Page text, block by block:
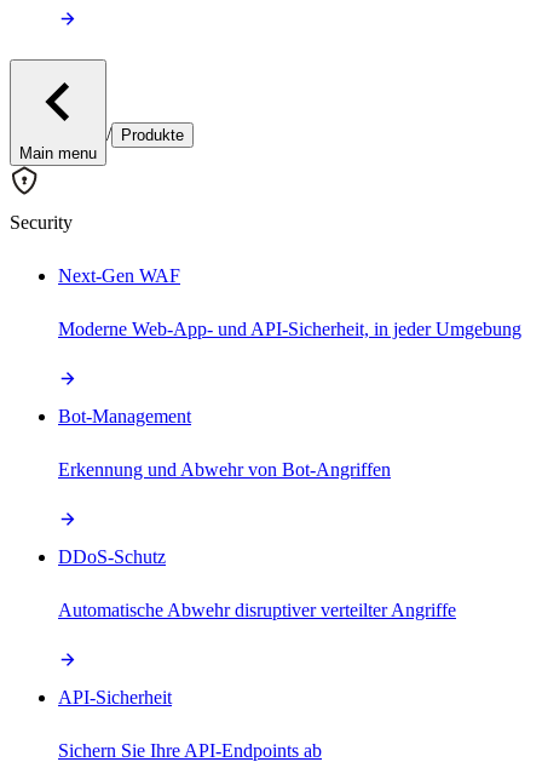
Main menu
/ Produkte
Security
Next-Gen WAF
Moderne Web-App- und API-Sicherheit, in jeder Umgebung
Bot-Management
Erkennung und Abwehr von Bot-Angriffen
DDoS-Schutz
Automatische Abwehr disruptiver verteilter Angriffe
API-Sicherheit
Sichern Sie Ihre API-Endpoints ab